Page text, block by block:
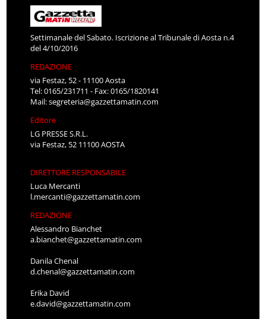
Settimanale del Sabato. Iscrizione al Tribunale di Aosta n.4
del 4/10/2016
REDAZIONE
via Festaz, 52 - 11100 Aosta
Tel: 0165/231711 - Fax: 0165/1820141
Mail:segreteria@gazzettamatin.com
Editore
LG PRESSE S.R.L.
via Festaz, 52 11100 AOSTA
DIRETTORE RESPONSABILE
Luca Mercanti
l.mercanti@gazzettamatin.com
REDAZIONE
Alessandro Bianchet
a.bianchet@gazzettamatin.com
Danila Chenal
d.chenal@gazzettamatin.com
Erika David
e.david@gazzettamatin.com